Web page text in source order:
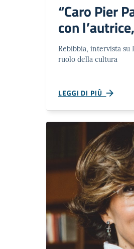
“Caro Pier
con
Rebibbia, intervista su
ruolo della cultura
LEGGI DI PIÙ